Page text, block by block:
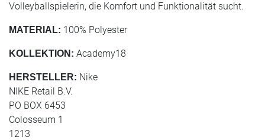
Volleyballspielerin, die Komfort und Funktionalität sucht.
MATERIAL: 100% Polyester
KOLLEKTION: Academy18
HERSTELLER: Nike
NIKE Retail B.V.
PO BOX 6453
Colosseum 1
1213